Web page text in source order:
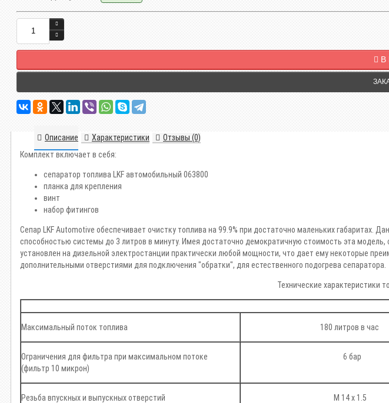
В
Описание Характеристики
Отзывы (0)
Комплект включает в себя:
сепаратор топлива LKF автомобильный 063800
планка для крепления
винт
набор фитингов
Сепар LKF Automotive обеспечивает очистку топлива на 99.9% при достаточно маленьких габаритах.
способностью системы до 3 литров в минуту. Имея достаточно демократичную стоимость эта
установлен на дизельной электростанции практически любой мощности, что дает ему некоторые
дополнительными отверстиями для подключения "обратки", для естественного подогрева сепаратора.
Технические характеристики
Максимальный поток топлива 180 литров в час
Ограничения для фильтра при максимальном потоке
(фильтр 10 микрон)
6 бар
Резьба впускных и выпускных отверстий M 14 x 1.5